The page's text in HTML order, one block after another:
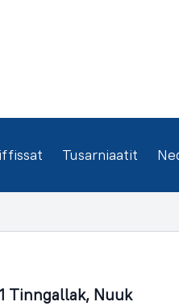
Tusarniaatit
Tinngallak, Nuuk